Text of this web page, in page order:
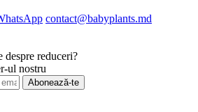
contact@babyplants.md
reduceri?
ul nostru
Abonează-te